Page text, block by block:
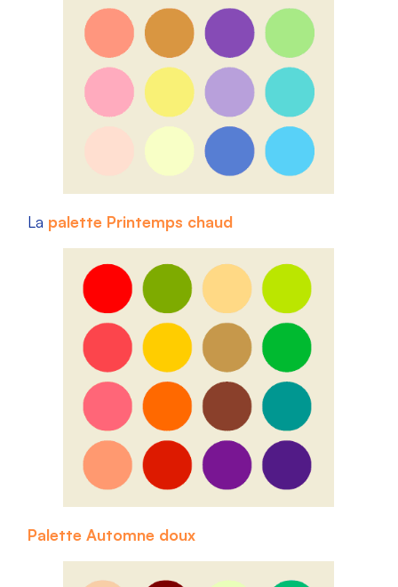
La palette Printemps chaud
Palette Automne doux